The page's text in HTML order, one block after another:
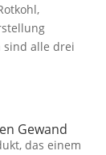
sind alle drei
Gewand
das einem